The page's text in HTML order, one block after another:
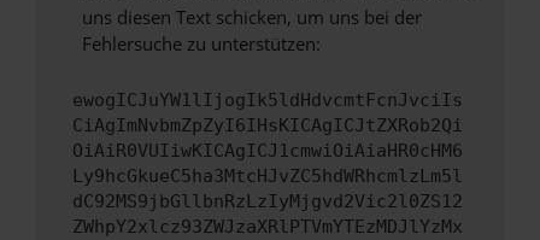
uns diesen Text schicken, um uns bei der
Fehlersuche zu unterstützen:
ewogICJuYW1lIjogIk5ldHdvcmtFcnJvciIs
CiAgImNvbmZpZyI6IHsKICAgICJtZXRob2Qi
OiAiR0VUIiwKICAgICJ1cmwiOiAiaHR0cHM6
Ly9hcGkueC5ha3MtcHJvZC5hdWRhcmlzLm5l
dC92MS9jbGllbnRzLzIyMjgvd2Vic2l0ZS12
ZWhpY2xlcz93ZWJzaXRlPTVmYTEzMDJlYzMx